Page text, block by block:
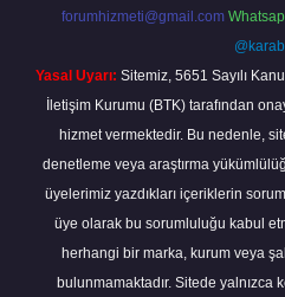
forumhizmeti@gmail.com
Yasal Uyarı: Sitemiz, 5651 Sayılı
İletişim Kurumu (BTK) tarafından
hizmet vermektedir. Bu nedenle,
denetleme veya araştırma
üyelerimiz yazdıkları içeriklerin
üye olarak bu sorumluluğu kabul
herhangi bir marka, kurum veya
bulunmamaktadır. Sitede yalnızca